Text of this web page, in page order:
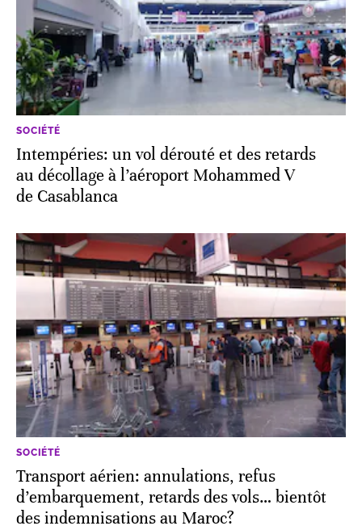
SOCIÉTÉ
Intempéries: un vol dérouté et des retards
au décollage à l’aéroport Mohammed V
de Casablanca
SOCIÉTÉ
Transport aérien: annulations, refus
d’embarquement, retards des vols… bientôt
des indemnisations au Maroc?